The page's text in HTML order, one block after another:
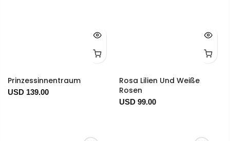
Prinzessinnentraum
USD 139.00
Rosa Lilien Und Weiße
Rosen
USD 99.00